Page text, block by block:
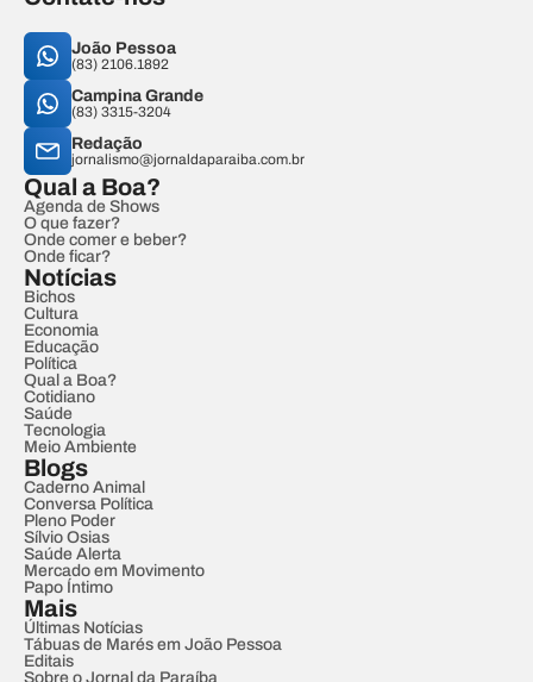
João Pessoa
(83) 2106.1892
Campina Grande
(83) 3315-3204
Redação
jornalismo@jornaldaparaiba.com.br
Qual a Boa?
Agenda de Shows
O que fazer?
Onde comer e beber?
Onde ficar?
Notícias
Bichos
Cultura
Economia
Educação
Política
Qual a Boa?
Cotidiano
Saúde
Tecnologia
Meio Ambiente
Blogs
Caderno Animal
Conversa Política
Pleno Poder
Sílvio Osias
Saúde Alerta
Mercado em Movimento
Papo Íntimo
Mais
Últimas Notícias
Tábuas de Marés em João Pessoa
Editais
Sobre o Jornal da Paraíba